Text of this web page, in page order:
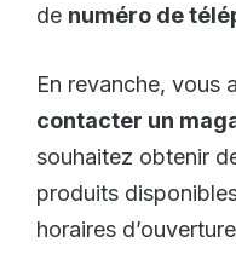
de numéro de
En revanche, vous
contacter un
souhaitez obtenir
produits
horaires